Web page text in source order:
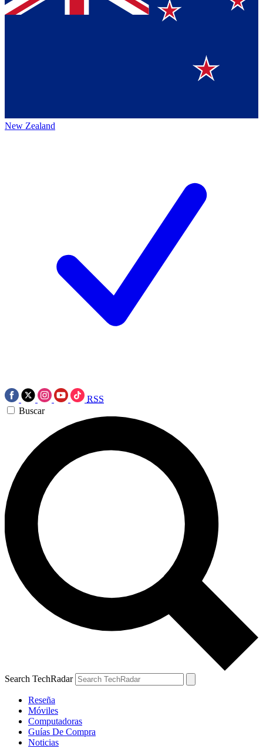
New Zealand
RSS
Buscar
Search TechRadar
Reseña
Móviles
Computadoras
Guías De Compra
Noticias